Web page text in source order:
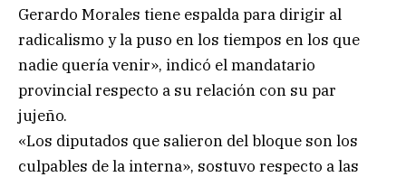
Gerardo Morales tiene espalda para dirigir al
radicalismo y la puso en los tiempos en los que
nadie quería venir», indicó el mandatario
provincial respecto a su relación con su par
jujeño.
«Los diputados que salieron del bloque son los
culpables de la interna», sostuvo respecto a las